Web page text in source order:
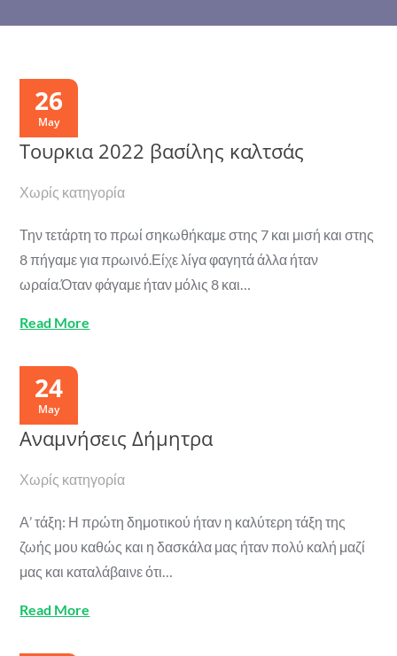
26
May
Τουρκια 2022 βασίλης καλτσάς
Χωρίς κατηγορία
Την τετάρτη το πρωί σηκωθήκαμε στης 7 και μισή και στης
8 πήγαμε για πρωινό.Είχε λίγα φαγητά άλλα ήταν
ωραία.Όταν φάγαμε ήταν μόλις 8 και…
Read More
24
May
Αναμνήσεις Δήμητρα
Χωρίς κατηγορία
Α’ τάξη: Η πρώτη δημοτικού ήταν η καλύτερη τάξη της
ζωής μου καθώς και η δασκάλα μας ήταν πολύ καλή μαζί
μας και καταλάβαινε ότι…
Read More